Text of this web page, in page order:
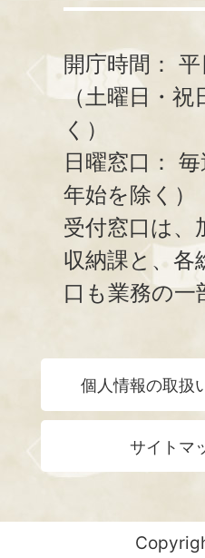
開庁時間：
（土曜日・祝
く）
日曜窓口：
年始を除く）
受付窓口は、
収納課と、 各
口も業務の一
個人情報の取扱
サイトマ